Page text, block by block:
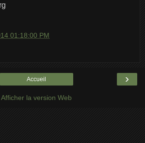
01:18:00 PM
›
Accueil
Afficher la version Web